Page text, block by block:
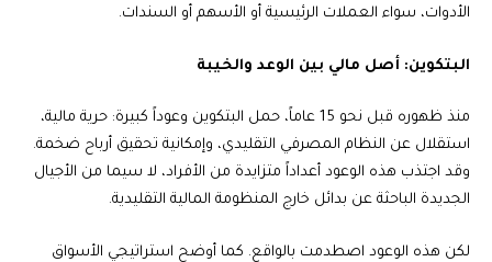
الأدوات، سواء العملات الرئيسية أو الأسهم أو السندات.
البتكوين: أصل مالي بين الوعد والخيبة
منذ ظهوره قبل نحو 15 عاماً، حمل البتكوين وعوداً كبيرة: حرية مالية،
استقلال عن النظام المصرفي التقليدي، وإمكانية تحقيق أرباح ضخمة.
وقد اجتذب هذه الوعود أعداداً متزايدة من الأفراد، لا سيما من الأجيال
الجديدة الباحثة عن بدائل خارج المنظومة المالية التقليدية.
لكن هذه الوعود اصطدمت بالواقع. كما أوضح استراتيجي الأسواق